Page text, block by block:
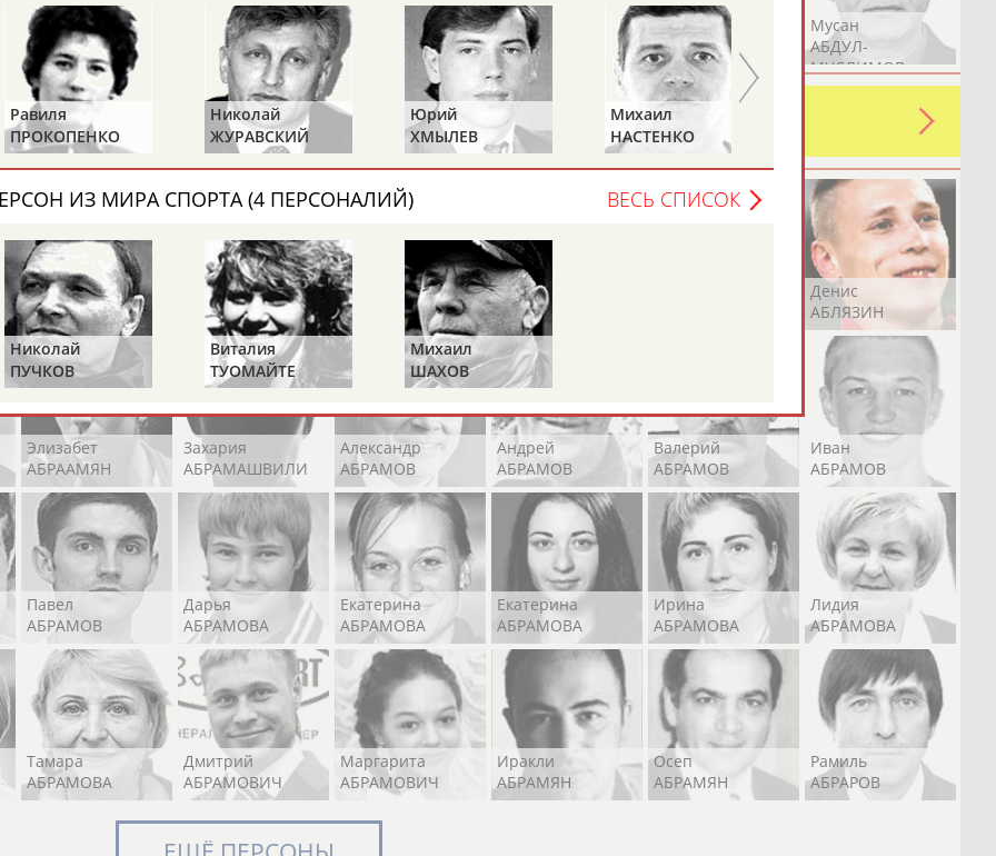
Абдула
АБДУЛЖАЛИЛОВ
Магомед
АБДУЛКАГИРОВ
Назир
АБДУЛЛАЕВ
Аслан
АБДУЛЛИН
Эмиль
АБДУЛЛИН
Мусан
АБДУЛ-
МУСЛИМОВ
спортсмене, тренере, специалисте или исправить какую-либо ошибку в уже
героев! Герои спорта - это одни из главных патриотов своей страны!
Рустам
АБДУРАШИДОВ
Магомед
АБДУСАЛАМОВ
Нурлан
АБДЫКАЛЫКОВ
Эдуард
АБЗАЛИМОВ
Денис
АБЛЯЗИН
Элизабет
АБРААМЯН
Захария
АБРАМАШВИЛИ
Александр
АБРАМОВ
Андрей
АБРАМОВ
Валерий
АБРАМОВ
Иван
АБРАМОВ
Павел
АБРАМОВ
Дарья
АБРАМОВА
Екатерина
АБРАМОВА
Екатерина
АБРАМОВА
Ирина
АБРАМОВА
Лидия
АБРАМОВА
Тамара
АБРАМОВА
Дмитрий
АБРАМОВИЧ
Маргарита
АБРАМОВИЧ
Иракли
АБРАМЯН
Осеп
АБРАМЯН
Рамиль
АБРАРОВ
Равиля
ПРОКОПЕНКО
(САЛИМОВА)
Николай
ЖУРАВСКИЙ
Юрий
ХМЫЛЕВ
Михаил
НАСТЕНКО
ИЗ МИРА СПОРТА (4 ПЕРСОНАЛИЙ) ВЕСЬ СПИСОК
Николай
ПУЧКОВ
Виталия
ТУОМАЙТЕ
Михаил
ШАХОВ